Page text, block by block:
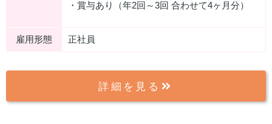
・賞与あり（年2回～3回 合わせて4ヶ月分）
雇用形態 正社員
詳細を見る